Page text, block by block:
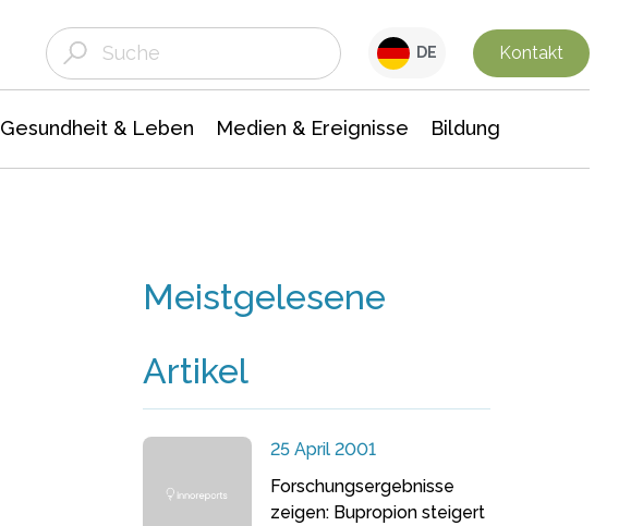
DE Kontakt
Gesundheit & Leben Medien & Ereignisse Bildung
Meistgelesene
Artikel
25 April 2001
Forschungsergebnisse
zeigen: Bupropion steigert